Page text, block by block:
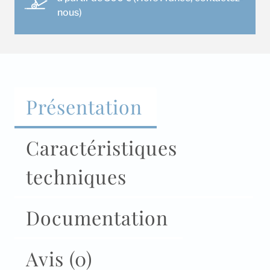
nous)
Présentation
Caractéristiques
techniques
Documentation
Avis (0)